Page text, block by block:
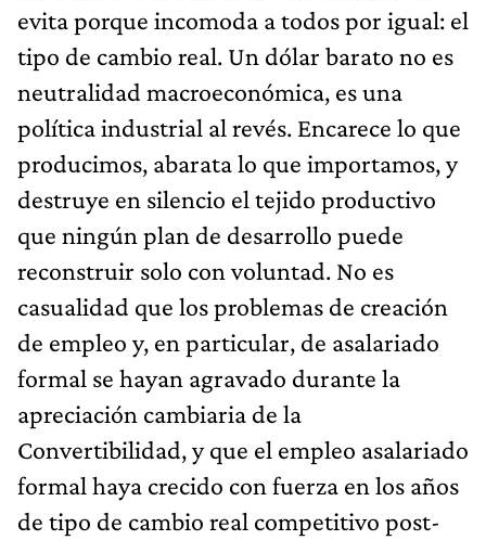
evita porque incomoda a todos por igual: el
tipo de cambio real. Un dólar barato no es
neutralidad macroeconómica, es una
política industrial al revés. Encarece lo que
producimos, abarata lo que importamos, y
destruye en silencio el tejido productivo
que ningún plan de desarrollo puede
reconstruir solo con voluntad. No es
casualidad que los problemas de creación
de empleo y, en particular, de asalariado
formal se hayan agravado durante la
apreciación cambiaria de la
Convertibilidad, y que el empleo asalariado
formal haya crecido con fuerza en los años
de tipo de cambio real competitivo post-